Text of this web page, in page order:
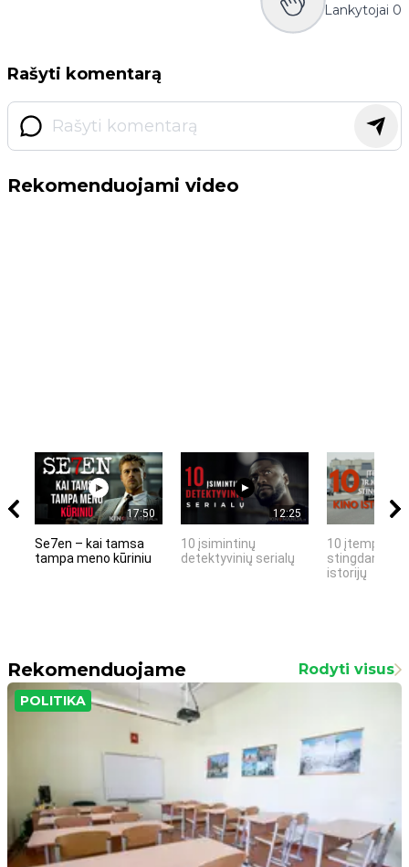
Lankytojai 0
Rašyti komentarą
Rekomenduojami video
17:50
Se7en – kai tamsa
tampa meno kūriniu
12:25
10 įsimintinų
detektyvinių serialų
10 įtemptų,
stingdančių
istorijų
Rekomenduojame Rodyti visus
POLITIKA